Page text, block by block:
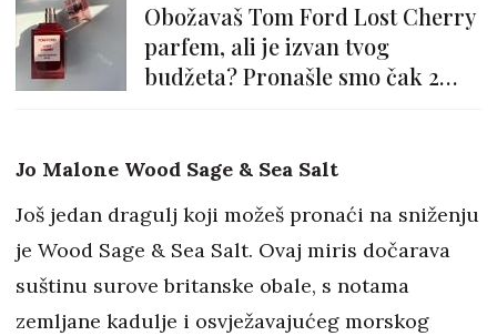
Obožavaš Tom Ford Lost Cherry
parfem, ali je izvan tvog
budžeta? Pronašle smo čak 2
Jo Malone Wood Sage & Sea Salt
Još jedan dragulj koji možeš pronaći na sniženju
je Wood Sage & Sea Salt. Ovaj miris dočarava
suštinu surove britanske obale, s notama
zemljane kadulje i osvježavajućeg morskog